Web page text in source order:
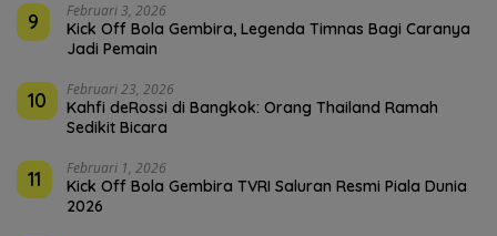
9 Februari 3, 2026
Kick Off Bola Gembira, Legenda Timnas Bagi Caranya
Jadi Pemain
10 Februari 23, 2026
Kahfi deRossi di Bangkok: Orang Thailand Ramah
Sedikit Bicara
11 Februari 1, 2026
Kick Off Bola Gembira TVRI Saluran Resmi Piala Dunia
2026